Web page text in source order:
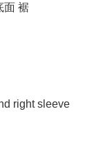
面 裾
right sleeve